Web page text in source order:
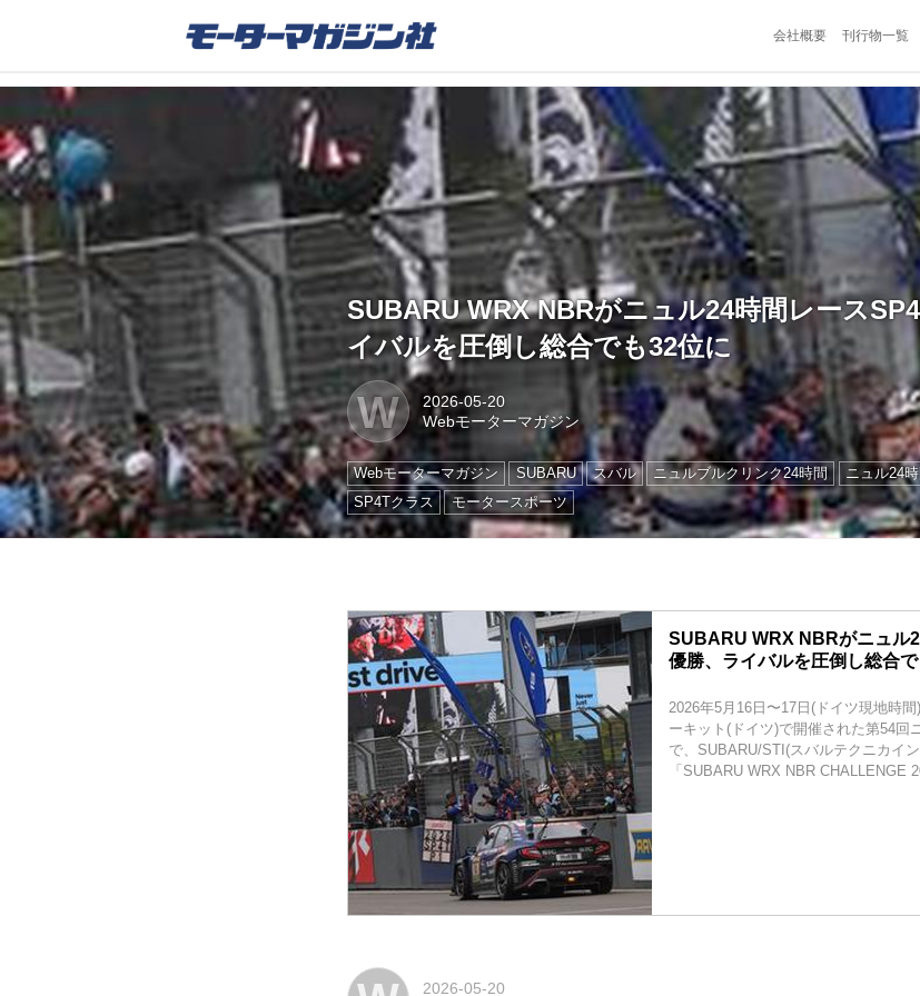
会社概要 刊行物一覧
SUBARU WRX NBRがニュル24時間レース
イバルを圧倒し総合でも32位に
W
2026-05-20
Webモーターマガジン
Webモーターマガジン SUBARU スバル ニュルブルクリンク24時間 ニュル24
SP4Tクラス
モータースポーツ
SUBARU WRX NBRがニュル
優勝、ライバルを圧倒し総合
2026年5月16日〜17日(ドイツ現地時
ーキット(ドイツ)で開催された第54回
で、SUBARU/STI(スバルテクニカイ
「SUBARU WRX NBR CHALLENGE
2026-05-20